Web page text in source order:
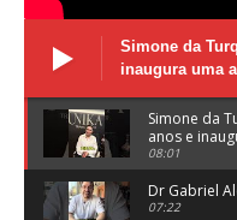
Simone da
inaugura uma
Simone da
anos e
08:01
Dr Gabriel
07:22